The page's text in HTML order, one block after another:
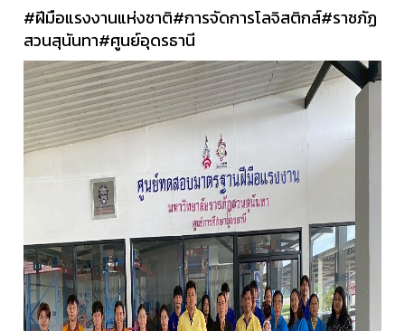
#ฝีมือแรงงานแห่งชาติ#การจัดการโลจิสติกส์#ราชภัฏ
สวนสุนันทา#ศูนย์อุดรธานี